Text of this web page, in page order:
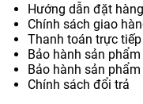
Hướng dẫn đặt hàng
Chính sách giao
Thanh toán trực tiếp
Bảo hành sản phẩm
Bảo hành sản phẩm
Chính sách đổi trả